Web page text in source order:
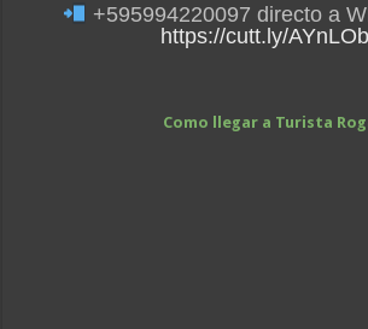
+595994220097 directo a
https://cutt.ly/
Como llegar a Turista